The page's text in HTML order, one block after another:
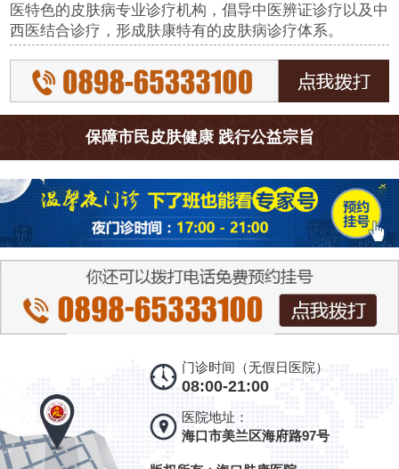
医特色的皮肤病专业诊疗机构，倡导中医辨证诊疗以及中
西医结合诊疗，形成肤康特有的皮肤病诊疗体系。
保障市民皮肤健康 践行公益宗旨
门诊时间（无假日医院）
08:00-21:00
医院地址：
海口市美兰区海府路97号